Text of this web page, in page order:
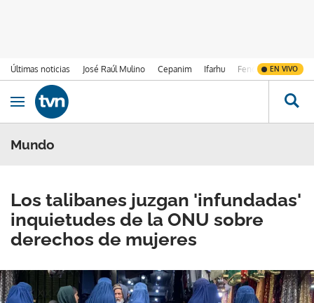
Últimas noticias José Raúl Mulino Cepanim Ifarhu Fenómeno de El
EN VIVO
Ir al contenido
Obrir navegació
Mundo
Los talibanes juzgan 'infundadas'
inquietudes de la ONU sobre
derechos de mujeres